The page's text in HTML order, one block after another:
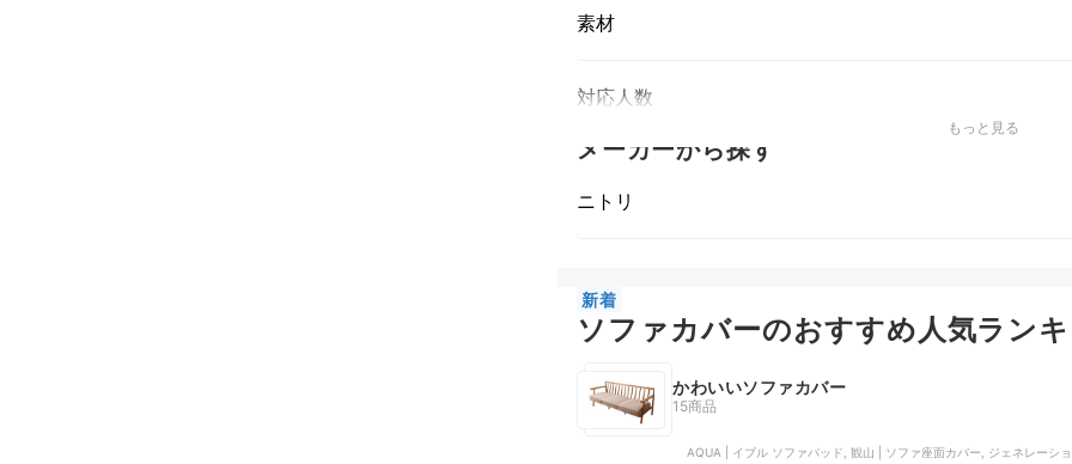
素材
対応人数
もっと見る
メーカーから探す
ニトリ
新着
ソファカバーのおすすめ人気ラン
かわいいソファカバー
15商品
AQUA | イブル ソファパッド, 観山 | ソファ座面カバー, ジェネレーシ